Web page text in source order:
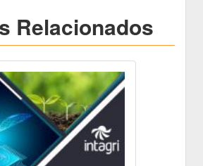
Relacionados